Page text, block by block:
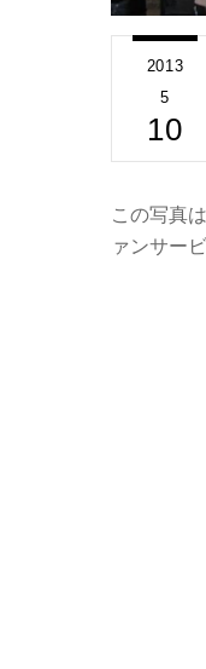
2013
5
10
この写真
ァンサー